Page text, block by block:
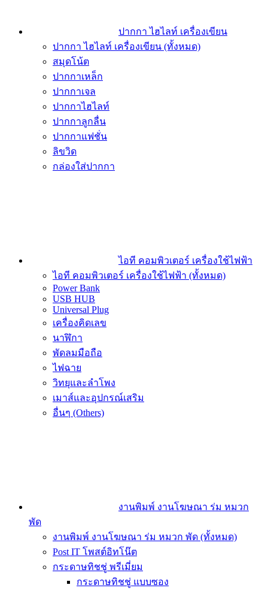
ปากกา ไฮไลท์ เครื่องเขียน
ปากกา ไฮไลท์ เครื่องเขียน (ทั้งหมด)
สมุดโน้ต
ปากกาเหล็ก
ปากกาเจล
ปากกาไฮไลท์
ปากกาลูกลื่น
ปากกาแฟชั่น
ลิขวิด
กล่องใส่ปากกา
ไอที คอมพิวเตอร์ เครื่องใช้ไฟฟ้า
ไอที คอมพิวเตอร์ เครื่องใช้ไฟฟ้า (ทั้งหมด)
Power Bank
USB HUB
Universal Plug
เครื่องคิดเลข
นาฬิกา
พัดลมมือถือ
ไฟฉาย
วิทยุและลำโพง
เมาส์และอุปกรณ์เสริม
อื่นๆ (Others)
งานพิมพ์ งานโฆษณา ร่ม หมวก
พัด
งานพิมพ์ งานโฆษณา ร่ม หมวก พัด (ทั้งหมด)
Post IT โพสต์อิทโน๊ต
กระดาษทิชชู่ พรีเมี่ยม
กระดาษทิชชู่ แบบซอง